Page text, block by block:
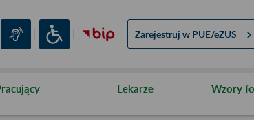
Zarejestruj w PUE/eZUS
Lekarze Wzory